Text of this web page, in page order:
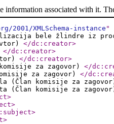
associated with it.
2001/XMLSchema-instance "
bele žlindre iz
</dc:creator>
</dc:creator>
</dc:creator>
za zagovor) </
za zagovor) </
(Član komisije za
(Član komisije za
>
>
>
>